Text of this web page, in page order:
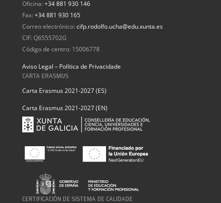
Oficina: +34 881 930 146
Fax: +34 881 930 165
Correo electrónico: cifp.rodolfo.ucha@edu.xunta.es
CIF: Q6555702G
Código de centro: 15006778
Aviso Legal – Política de Privacidade
CARTA ERASMUS
Carta Erasmus 2021-2027 (ES)
Carta Erasmus 2021-2027 (EN)
CERTIFICACIÓN DE SISTEMA DE CALIDADE